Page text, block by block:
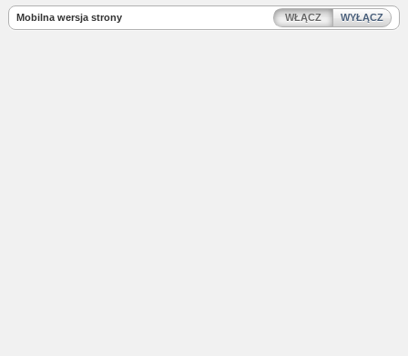
Mobilna wersja strony WŁĄCZ WYŁĄCZ